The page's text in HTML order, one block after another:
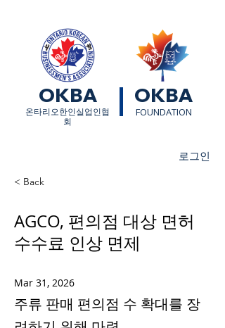
OKBA OKBA
​온타리오한인실업인협
회
FOUNDATION
로그인
< Back
AGCO, 편의점 대상 면허
수수료 인상 면제
Mar 31, 2026
주류 판매 편의점 수 확대를 장